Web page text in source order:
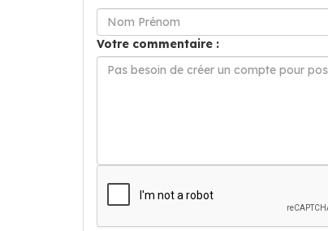
Votre commentaire :